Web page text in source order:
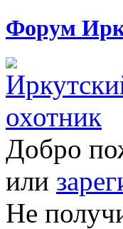
Форум
Добро
или
Не